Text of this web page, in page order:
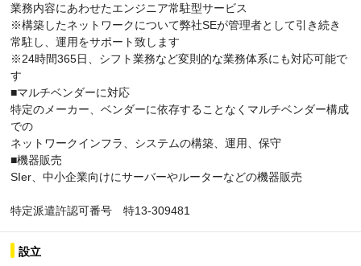
業務内容にあわせたエンジニア常駐型サービス
※構築したネットワークについて弊社SEが管理者として引き続き
常駐し、運用をサポート致します
※24時間365日、シフト業務など変則的な業務体系にも対応可能で
す
■マルチベンダーに対応
特定のメーカー、ベンダーに依存することなくマルチベンダー構成
での
ネットワークインフラ、システムの構築、運用、保守
■機器販売
SIer、中小企業向けにサーバーやルーターなどの機器販売
特定派遣許認可番号 特13-309481
設立